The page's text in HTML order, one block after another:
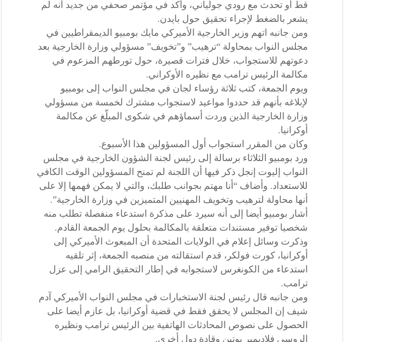
قط أو تحدث مع رودي جولياني، وأكد في مؤتمر صحفي من جديد أنه لم
يشعر بالضغط لإجراء تحقيق حول بايدن.
ومن جانبه اتهم وزير الخارجية الأميركي مايك بومبيو الديمقراطيين في
مجلس النواب بمحاولة “ترهيب” و”تخويف” مسؤولي وزارة الخارجية بعد
دعوتهم للاستجواب، خلال فترات قصيرة، حول تورطهم المزعوم في
مكالمة الرئيس ترامب مع نظيره الأوكراني.
ويوم الجمعة، كتب ثلاثة رؤساء لجان في مجلس النواب إلى بومبيو
لإبلاغه بأنهم قد حددوا مواعيد لاستجواب مشترك لخمسة من مسؤولي
وزارة الخارجية الذين وردت أسماؤهم في شكوى المبلّغ عن مكالمة
أوكرانيا.
وكان من المقرر استجواب أول المسؤولين هذا الأسبوع.
ورد بومبيو الثلاثاء برسالة إلى رئيس لجنة الشؤون الخارجية في مجلس
النواب إليوت إنجل ذكر فيها أن اللجنة لم تمنح المسؤولين الوقت الكافي
للاستعداد. وأضاف “أنا مهتم بجوانب طلبك، والتي لا يمكن فهمها إلا على
أنها محاولة لترهيب وتخويف المهنيين المتميزين في وزارة الخارجية”.
أشار بومبيو أيضا إلى أنه سيرد على مذكرة استدعاء منفصلة تطلب منه
شخصيا توفير مستندات متعلقة بالمكالمة بحلول يوم الجمعة القادم.
وذكرت وسائل إعلام في الولايات المتحدة أن المبعوث الأميركي إلى
أوكرانيا، كورت فولكر، قدم استقالته من منصبه الجمعة، إثر تلقيه
استدعاء من الكونغرس لاستجوابه في إطار التحقيق الرامي إلى عزل
ترامب.
ومن جانبه قال رئيس لجنة الاستخبارات في مجلس النواب الأميركي آدم
شيف إن المجلس لا يحقق فقط في قضية أوكرانيا، بل عازم أيضا على
الحصول على نصوص المحادثات الهاتفية بين الرئيس ترامب ونظيره
الروسي فلاديمير بوتين وقادة دول أخرى.